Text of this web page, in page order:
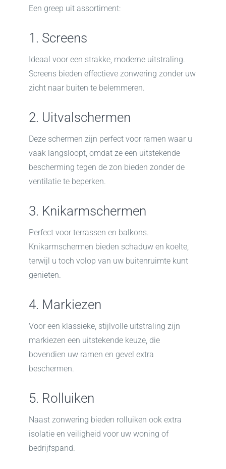
Een greep uit assortiment:
1. Screens
Ideaal voor een strakke, moderne uitstraling.
Screens bieden effectieve zonwering zonder uw
zicht naar buiten te belemmeren.
2. Uitvalschermen
Deze schermen zijn perfect voor ramen waar u
vaak langsloopt, omdat ze een uitstekende
bescherming tegen de zon bieden zonder de
ventilatie te beperken.
3. Knikarmschermen
Perfect voor terrassen en balkons.
Knikarmschermen bieden schaduw en koelte,
terwijl u toch volop van uw buitenruimte kunt
genieten.
4. Markiezen
Voor een klassieke, stijlvolle uitstraling zijn
markiezen een uitstekende keuze, die
bovendien uw ramen en gevel extra
beschermen.
5. Rolluiken
Naast zonwering bieden rolluiken ook extra
isolatie en veiligheid voor uw woning of
bedrijfspand.